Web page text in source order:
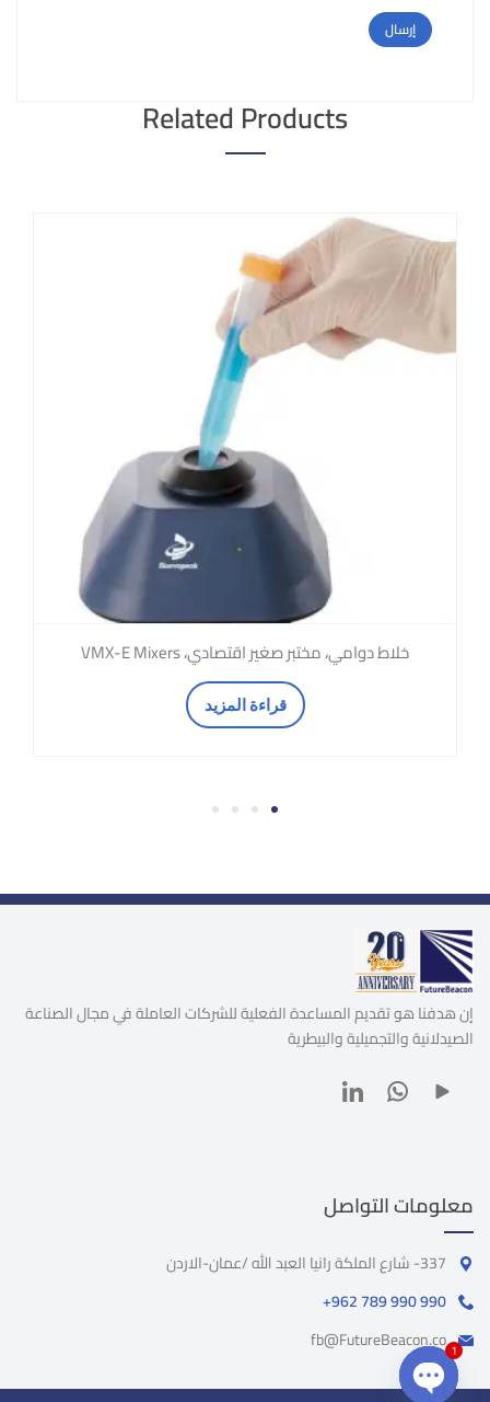
Related Products
خلاط دوامي، مختبر صغير اقتصادي، VMX-E Mixers
قراءة المزيد
1
2
3
4
إن هدفنا هو تقديم المساعدة الفعلية للشركات العاملة في مجال الصناعة
الصيدلانية والتجميلية والبيطرية
معلومات التواصل
337- شارع الملكة رانيا العبد الله /عمان-الاردن
+962 789 990 990
fb@FutureBeacon.co 1